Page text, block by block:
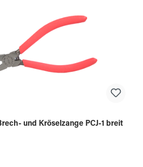
und Kröselzange PCJ-1 breit